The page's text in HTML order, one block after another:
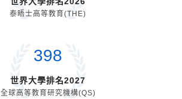
泰晤士高等教育(THE)
398
世界大學排名2027
全球高等教育研究機構(QS)